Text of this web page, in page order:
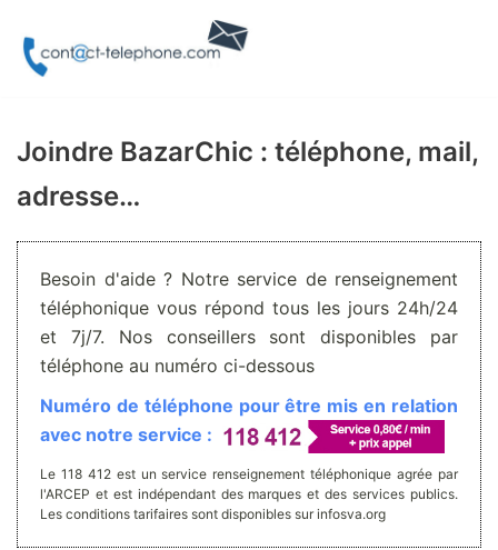
Aller
Joindre BazarChic : téléphone, mail,
adresse…
Besoin d'aide ? Notre service de renseignement
téléphonique vous répond tous les jours 24h/24
et 7j/7. Nos conseillers sont disponibles par
téléphone au numéro ci-dessous
Numéro de téléphone pour être mis en relation
avec notre service :
Le 118 412 est un service renseignement téléphonique agrée par
l'ARCEP et est indépendant des marques et des services publics.
Les conditions tarifaires sont disponibles sur infosva.org